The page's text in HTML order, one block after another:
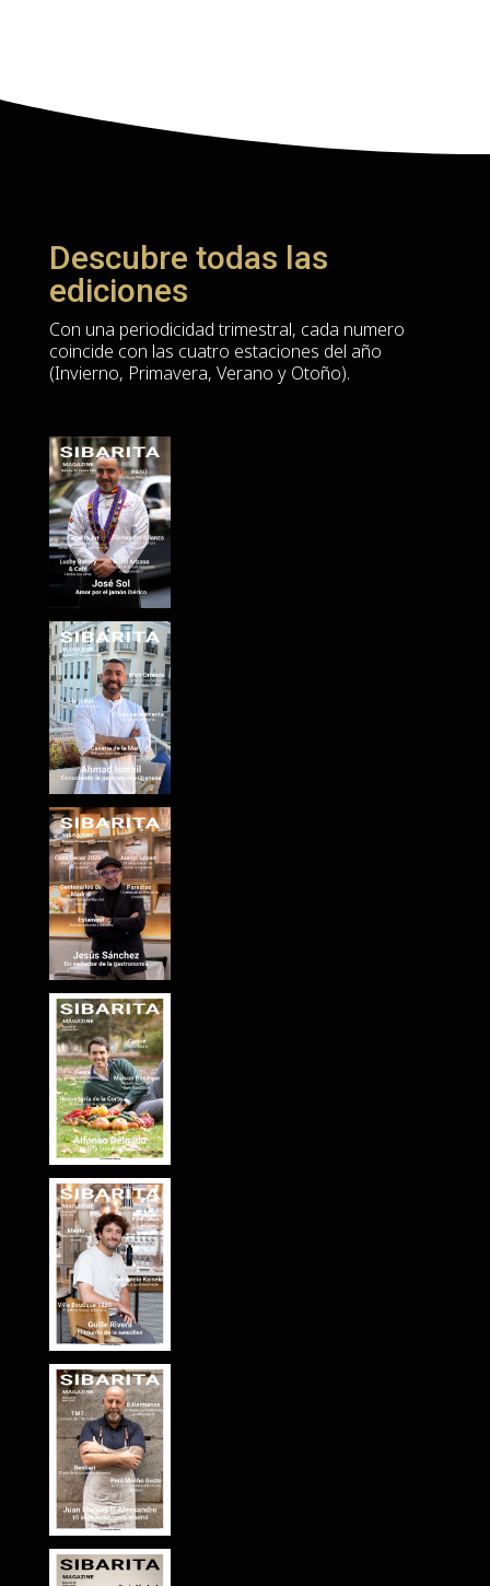
Descubre todas las
ediciones
Con una periodicidad trimestral, cada numero
coincide con las cuatro estaciones del año
(Invierno, Primavera, Verano y Otoño).